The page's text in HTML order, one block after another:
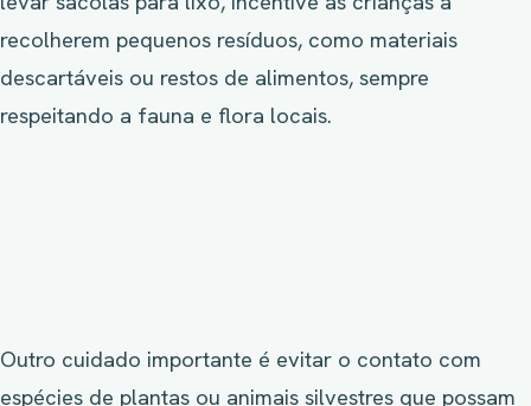
recolherem pequenos resíduos, como materiais
descartáveis ou restos de alimentos, sempre
respeitando a fauna e flora locais.
Outro cuidado importante é evitar o contato com
espécies de plantas ou animais silvestres que possam